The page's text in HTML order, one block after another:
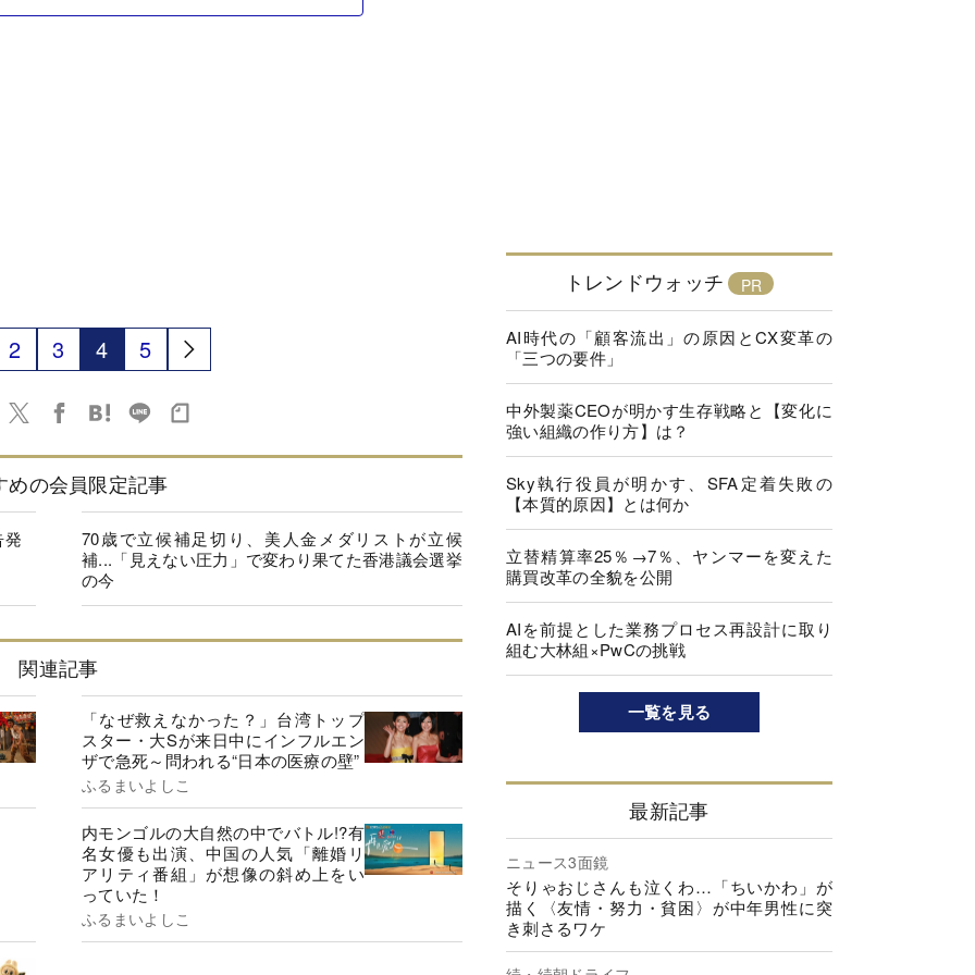
2 3 4 5
めの会員限定記事
発
70歳で立候補足切り、美人金メダリストが立候
補...「見えない圧力」で変わり果てた香港議会選挙
の今
関連記事
「なぜ救えなかった？」台湾トップ
スター・大Sが来日中にインフルエン
ザで急死～問われる“日本の医療の壁”
ふるまいよしこ
内モンゴルの大自然の中でバトル!?有
名女優も出演、中国の人気「離婚リ
アリティ番組」が想像の斜め上をい
っていた！
ふるまいよしこ
トレンドウォッチ
AI時代の「顧客流出」の原因とCX変革の
「三つの要件」
中外製薬CEOが明かす生存戦略と【変化に
強い組織の作り方】は？
Sky執行役員が明かす、SFA定着失敗の
【本質的原因】とは何か
立替精算率25％→7％、ヤンマーを変えた
購買改革の全貌を公開
AIを前提とした業務プロセス再設計に取り
組む大林組×PwCの挑戦
一覧を見る
最新記事
ニュース3面鏡
そりゃおじさんも泣くわ…「ちいかわ」が
描く〈友情・努力・貧困〉が中年男性に突
き刺さるワケ